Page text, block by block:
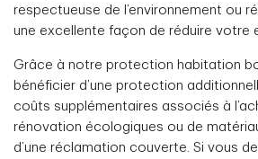
respectueuse de l’environnement ou
une excellente façon de réduire votre
Grâce à notre protection habitation
bénéficier d’une protection
coûts supplémentaires associés à
rénovation écologiques ou de
d’une réclamation couverte. Si vous